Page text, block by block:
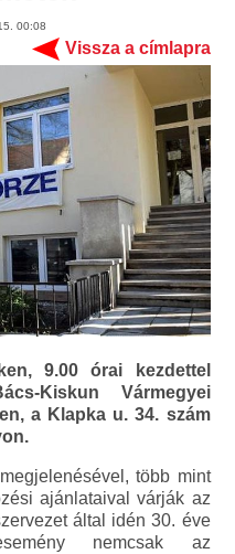
00:08
Vissza a címlapra
9.00 órai kezdettel
Kiskun Vármegyei
a Klapka u. 34. szám
több mint
ajánlataival várják az
által idén 30. éve
nemcsak az